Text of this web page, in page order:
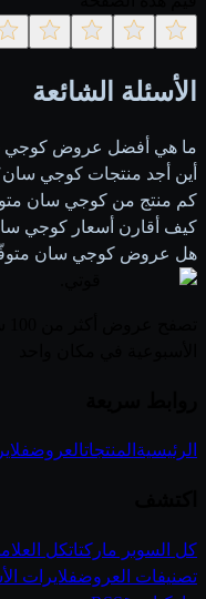
الأسئلة الشائعة
ما هي أفضل عروض كوجي
أين أجد منتجات كوجي
كم منتج من كوجي سان
كيف أقارن أسعار كوجي
هل عروض كوجي سان
الرئيسية المنتجاتالعروض
كل السوبر ماركتاتكل
تصنيفات العروضفلايرات